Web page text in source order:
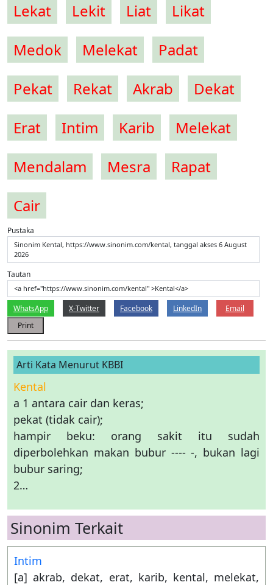
Lekat
Lekit Liat
Likat
Medok
Melekat
Padat
Pekat
Rekat Akrab
Dekat
Erat
Intim Karib
Melekat
Mendalam
Mesra
Rapat
Cair
Pustaka
Sinonim Kental, https://www.sinonim.com/kental, tanggal akses 6 August
2026
Tautan
<a href="https://www.sinonim.com/kental" >Kental</a>
WhatsApp X-Twitter Facebook LinkedIn
Email
Print
Arti Kata Menurut KBBI
Kental
a 1 antara cair dan keras;
pekat (tidak cair);
hampir beku: orang sakit itu sudah
diperbolehkan makan bubur ---- -, bukan lagi
bubur saring;
2…
Sinonim Terkait
Intim
[a] akrab, dekat, erat, karib, kental, melekat,